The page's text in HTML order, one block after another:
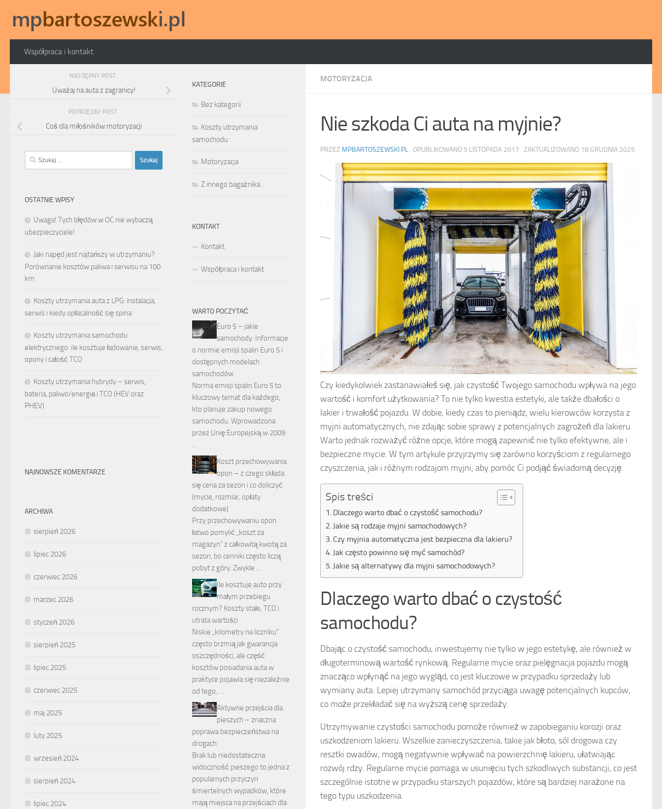
Skip to content
Współpraca i kontakt
MOTORYZACJA
Nie szkoda Ci auta na myjnie?
PRZEZ MPBARTOSZEWSKI.PL · OPUBLIKOWANO 5 LISTOPADA 2017 · ZAKTUALIZOWANO 18 GRUDNIA 2025
Czy kiedykolwiek zastanawiałeś się, jak czystość Twojego samochodu wpływa na jego
wartość i komfort użytkowania? To nie tylko kwestia estetyki, ale także dbałości o
lakier i trwałość pojazdu. W dobie, kiedy czas to pieniądz, wielu kierowców korzysta z
myjni automatycznych, nie zdając sobie sprawy z potencjalnych zagrożeń dla lakieru.
Warto jednak rozważyć różne opcje, które mogą zapewnić nie tylko efektywne, ale i
bezpieczne mycie. W tym artykule przyjrzymy się zarówno korzyściom z regularnego
czyszczenia, jak i różnym rodzajom myjni, aby pomóc Ci podjąć świadomą decyzję.
Spis treści
Dlaczego warto dbać o czystość samochodu?
Jakie są rodzaje myjni samochodowych?
Czy myjnia automatyczna jest bezpieczna dla lakieru?
Jak często powinno się myć samochód?
Jakie są alternatywy dla myjni samochodowych?
Dlaczego warto dbać o czystość
samochodu?
Dbając o czystość samochodu, inwestujemy nie tylko w jego estetykę, ale również w
długoterminową wartość rynkową. Regularne mycie oraz pielęgnacja pojazdu mogą
znacząco wpłynąć na jego wygląd, co jest kluczowe w przypadku sprzedaży lub
wymiany auta. Lepiej utrzymany samochód przyciąga uwagę potencjalnych kupców,
co może przekładać się na wyższą cenę sprzedaży.
Utrzymywanie czystości samochodu pomoże również w zapobieganiu korozji oraz
uszkodzeniom lakieru. Wszelkie zanieczyszczenia, takie jak błoto, sól drogowa czy
resztki owadów, mogą negatywnie wpływać na powierzchnię lakieru, ułatwiając
rozwój rdzy. Regularne mycie pomaga w usunięciu tych szkodliwych substancji, co jest
szczególnie istotne w przypadku starszych pojazdów, które są bardziej narażone na
tego typu uszkodzenia.
NASTĘPNY POST
Uważaj na auta z zagranicy!
POPRZEDNI POST
Coś dla miłośników motoryzacji
Szukaj:
OSTATNIE WPISY
Uwaga! Tych błędów w OC nie wybaczą
ubezpieczyciele!
Jaki napęd jest najtańszy w utrzymaniu?
Porównanie kosztów paliwa i serwisu na 100
km
Koszty utrzymania auta z LPG: instalacja,
serwis i kiedy opłacalność się spina
Koszty utrzymania samochodu
elektrycznego: ile kosztuje ładowanie, serwis,
opony i całość TCO
Koszty utrzymania hybrydy – serwis,
bateria, paliwo/energiа i TCO (HEV oraz
PHEV)
NAJNOWSZE KOMENTARZE
ARCHIWA
sierpień 2026
lipiec 2026
czerwiec 2026
marzec 2026
styczeń 2026
sierpień 2025
lipiec 2025
czerwiec 2025
maj 2025
luty 2025
wrzesień 2024
sierpień 2024
lipiec 2024
KATEGORIE
Bez kategorii
Koszty utrzymania
samochodu
Motoryzacja
Z innego bagażnika…
KONTAKT
Kontakt
Współpraca i kontakt
WARTO POCZYTAĆ
Euro 5 – jakie
samochody: Informacje
o normie emisji spalin Euro 5 i
dostępnych modelach
samochodów
Norma emisji spalin Euro 5 to
kluczowy temat dla każdego,
kto planuje zakup nowego
samochodu. Wprowadzona
przez Unię Europejską w 2009
…
Koszt przechowywania
opon – z czego składa
się cena za sezon i co doliczyć
(mycie, rozmiar, opłaty
dodatkowe)
Przy przechowywaniu opon
łatwo pomylić „koszt za
magazyn” z całkowitą kwotą za
sezon, bo cenniki często liczą
pobyt z góry. Zwykle …
Ile kosztuje auto przy
małym przebiegu
rocznym? Koszty stałe, TCO i
utrata wartości
Niskie „kilometry na liczniku”
często brzmią jak gwarancja
oszczędności, ale część
kosztów posiadania auta w
praktyce pojawia się niezależnie
od tego, …
Aktywne przejścia dla
pieszych – znaczna
poprawa bezpieczeństwa na
drogach
Brak lub niedostateczna
widoczność pieszego to jedna z
popularnych przyczyn
śmiertelnych wypadków, które
mają miejsca na przejściach dla